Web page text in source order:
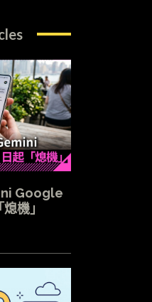
Google
機」